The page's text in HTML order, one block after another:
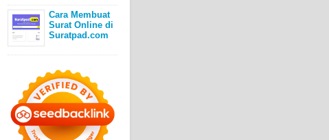
Cara Membuat
Surat Online di
Suratpad.com